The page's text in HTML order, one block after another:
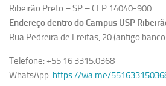
Ribeirão Preto – SP – CEP 14040-900
Endereço dentro do Campus USP
Rua Pedreira de Freitas, 20 (antigo
Telefone: +55 16 3315.0368
WhatsApp: https://wa.me/